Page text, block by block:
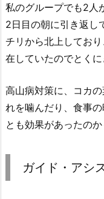
私のグループでも2人
2日目の朝に引き返し
チリから北上してお
在していたのでとくに
高山病対策に、コカ
れを噛んだり、食事
とも効果があったのか
ガイド・アシ